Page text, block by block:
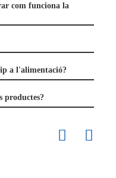
com funciona la
a l'alimentació?
productes?